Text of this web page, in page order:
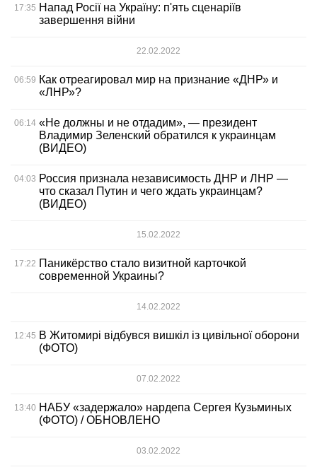
17:35 Напад Росії на Україну: п'ять сценаріїв
завершення війни
22.02.2022
06:59 Как отреагировал мир на признание «ДНР» и
«ЛНР»?
06:14 «Не должны и не отдадим», — президент
Владимир Зеленский обратился к украинцам
(ВИДЕО)
04:03 Россия признала независимость ДНР и ЛНР —
что сказал Путин и чего ждать украинцам?
(ВИДЕО)
15.02.2022
17:22 Паникёрство стало визитной карточкой
современной Украины?
14.02.2022
12:45 В Житомирі відбувся вишкіл із цивільної оборони
(ФОТО)
07.02.2022
13:40 НАБУ «задержало» нардепа Сергея Кузьминых
(ФОТО) / ОБНОВЛЕНО
03.02.2022